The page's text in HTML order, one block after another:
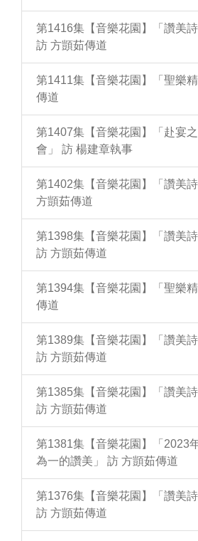
第1416集【音樂花園】「讚美詩
訪 方顗茹傳道
第1411集【音樂花園】「聖樂
傳道
第1407集【音樂花園】「赴宴
會」 訪 楊建章執事
第1402集【音樂花園】「讚美
方顗茹傳道
第1398集【音樂花園】「讚美詩
訪 方顗茹傳道
第1394集【音樂花園】「聖樂
傳道
第1389集【音樂花園】「讚美詩
訪 方顗茹傳道
第1385集【音樂花園】「讚美詩
訪 方顗茹傳道
第1381集【音樂花園】「
為一的讚美」 訪 方顗茹傳道
第1376集【音樂花園】「讚美詩
訪 方顗茹傳道